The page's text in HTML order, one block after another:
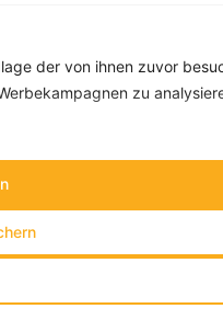
der von ihnen zuvor
zu
Veganer Dip mit Gemüsestick und Tortillaecken